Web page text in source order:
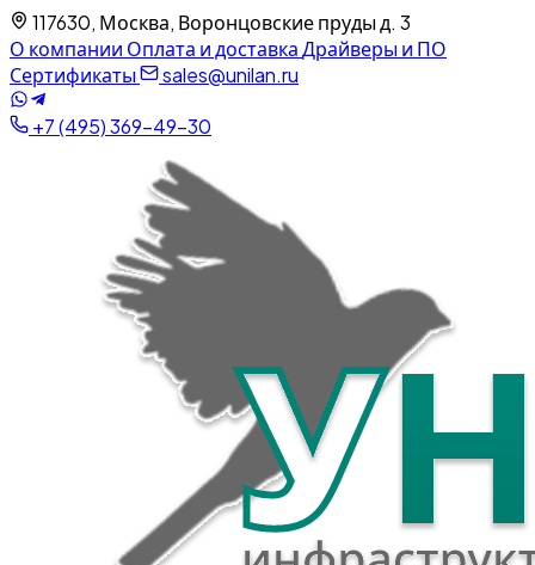
117630, Москва, Воронцовские пруды д. 3
О компании Оплата и доставкаДрайверы и ПО
Сертификаты
sales@unilan.ru
+7 (495) 369-49-30